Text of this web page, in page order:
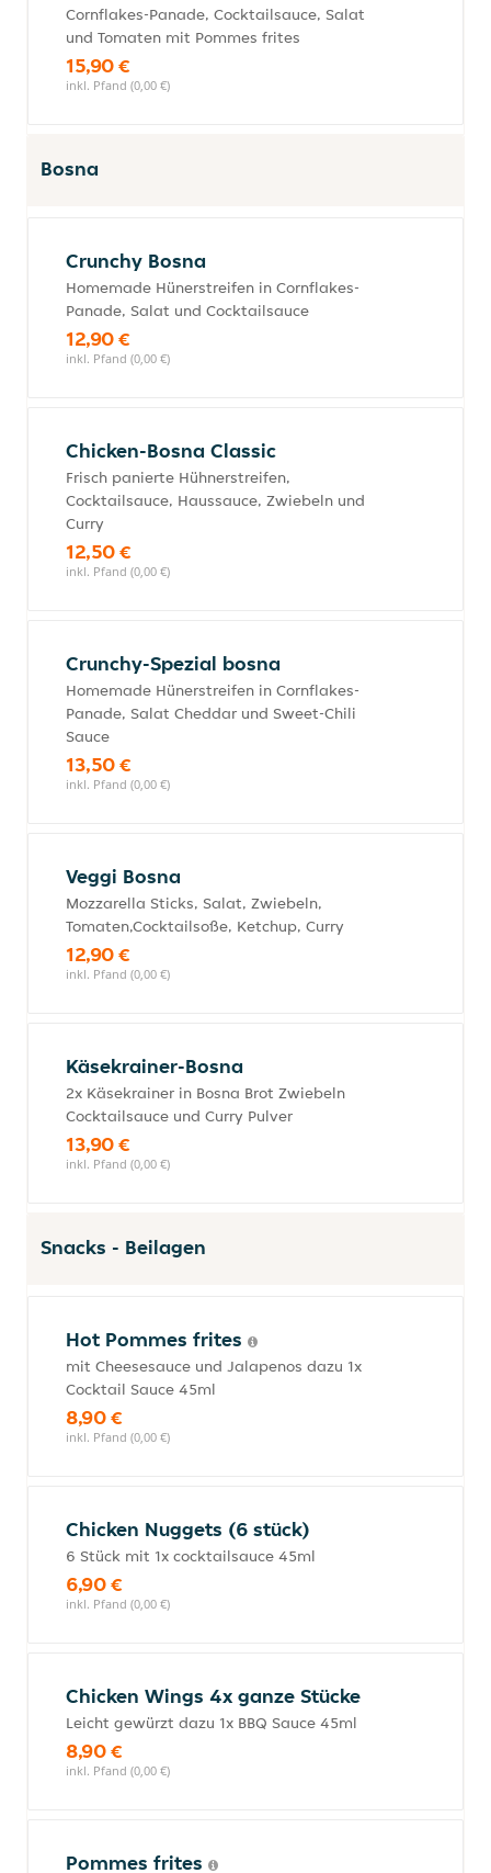
Cornflakes-Panade, Cocktailsauce, Salat
und Tomaten mit Pommes frites
15,90 €
inkl. Pfand (0,00 €)
Bosna
Crunchy Bosna
Homemade Hünerstreifen in Cornflakes-
Panade, Salat und Cocktailsauce
12,90 €
inkl. Pfand (0,00 €)
Chicken-Bosna Classic
Frisch panierte Hühnerstreifen,
Cocktailsauce, Haussauce, Zwiebeln und
Curry
12,50 €
inkl. Pfand (0,00 €)
Crunchy-Spezial bosna
Homemade Hünerstreifen in Cornflakes-
Panade, Salat Cheddar und Sweet-Chili
Sauce
13,50 €
inkl. Pfand (0,00 €)
Veggi Bosna
Mozzarella Sticks, Salat, Zwiebeln,
Tomaten,Cocktailsoße, Ketchup, Curry
12,90 €
inkl. Pfand (0,00 €)
Käsekrainer-Bosna
2x Käsekrainer in Bosna Brot Zwiebeln
Cocktailsauce und Curry Pulver
13,90 €
inkl. Pfand (0,00 €)
Snacks - Beilagen
Hot Pommes frites
mit Cheesesauce und Jalapenos dazu 1x
Cocktail Sauce 45ml
8,90 €
inkl. Pfand (0,00 €)
Chicken Nuggets (6 stück)
6 Stück mit 1x cocktailsauce 45ml
6,90 €
inkl. Pfand (0,00 €)
Chicken Wings 4x ganze Stücke
Leicht gewürzt dazu 1x BBQ Sauce 45ml
8,90 €
inkl. Pfand (0,00 €)
Pommes frites